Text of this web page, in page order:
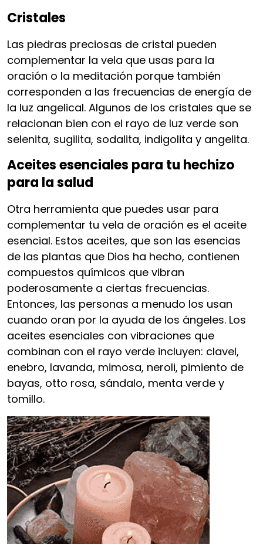
Cristales
Las piedras preciosas de cristal pueden
complementar la vela que usas para la
oración o la meditación porque también
corresponden a las frecuencias de energía de
la luz angelical. Algunos de los cristales que se
relacionan bien con el rayo de luz verde son
selenita, sugilita, sodalita, indigolita y angelita.
Aceites esenciales para tu hechizo
para la salud
Otra herramienta que puedes usar para
complementar tu vela de oración es el aceite
esencial. Estos aceites, que son las esencias
de las plantas que Dios ha hecho, contienen
compuestos químicos que vibran
poderosamente a ciertas frecuencias.
Entonces, las personas a menudo los usan
cuando oran por la ayuda de los ángeles. Los
aceites esenciales con vibraciones que
combinan con el rayo verde incluyen: clavel,
enebro, lavanda, mimosa, neroli, pimiento de
bayas, otto rosa, sándalo, menta verde y
tomillo.